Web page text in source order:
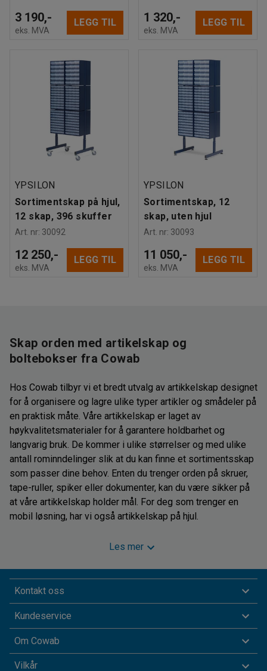
3 190,-
eks. MVA
LEGG TIL 1 320,-
eks. MVA
LEGG TIL
YPSILON
Sortimentskap på hjul,
12 skap, 396 skuffer
Art. nr: 30092
12 250,-
eks. MVA
LEGG TIL
YPSILON
Sortimentskap, 12
skap, uten hjul
Art. nr: 30093
11 050,-
eks. MVA
LEGG TIL
Skap orden med artikelskap og
boltebokser fra Cowab
Hos Cowab tilbyr vi et bredt utvalg av artikkelskap designet
for å organisere og lagre ulike typer artikler og smådeler på
en praktisk måte. Våre artikkelskap er laget av
høykvalitetsmaterialer for å garantere holdbarhet og
langvarig bruk. De kommer i ulike størrelser og med ulike
antall rominndelinger slik at du kan finne et sortimentsskap
som passer dine behov. Enten du trenger orden på skruer,
tape-ruller, spiker eller dokumenter, kan du være sikker på
at våre artikkelskap holder mål. For deg som trenger en
mobil løsning, har vi også artikkelskap på hjul.
I verksteder og lignende er boltebokser praktiske
veggen eller settes på gulvet. Hvis du trenger å
transportere smådelene til andre steder på jobben, kan en
reservedelsboks være å foretrekke. Reservedelsboksene
har håndtak og låser som holder alt på plass under
transport.
Les mer
Kontakt oss
Kundeservice
Om Cowab
Vilkår